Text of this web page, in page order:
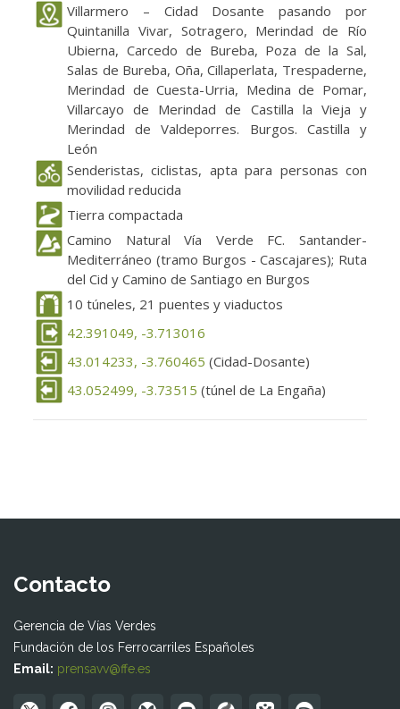
Villarmero – Cidad Dosante pasando por
Quintanilla Vivar, Sotragero, Merindad de Río
Ubierna, Carcedo de Bureba, Poza de la Sal,
Salas de Bureba, Oña, Cillaperlata, Trespaderne,
Merindad de Cuesta-Urria, Medina de Pomar,
Villarcayo de Merindad de Castilla la Vieja y
Merindad de Valdeporres. Burgos. Castilla y
León
Senderistas, ciclistas, apta para personas con
movilidad reducida
Tierra compactada
Camino Natural Vía Verde FC. Santander-
Mediterráneo (tramo Burgos - Cascajares); Ruta
del Cid y Camino de Santiago en Burgos
10 túneles, 21 puentes y viaductos
42.391049, -3.713016
43.014233, -3.760465 (Cidad-Dosante)
43.052499, -3.73515 (túnel de La Engaña)
Contacto
Gerencia de Vías Verdes
Fundación de los Ferrocarriles Españoles
Email: prensavv@ffe.es